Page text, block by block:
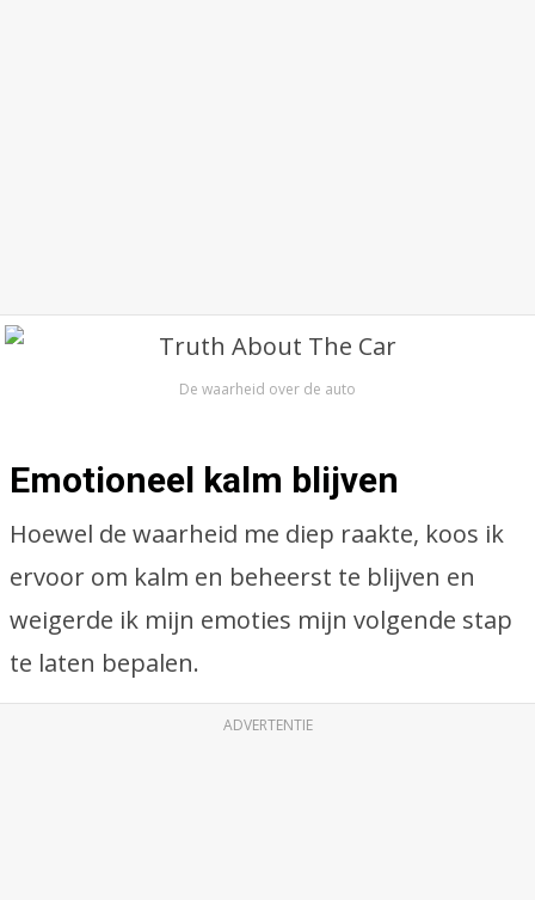
De waarheid over de auto
Emotioneel kalm blijven
Hoewel de waarheid me diep raakte, koos ik
ervoor om kalm en beheerst te blijven en
weigerde ik mijn emoties mijn volgende stap
te laten bepalen.
ADVERTENTIE